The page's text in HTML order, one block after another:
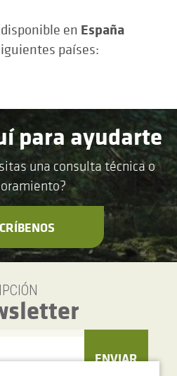
en España
países:
para ayudarte
una consulta técnica o
ENVIAR